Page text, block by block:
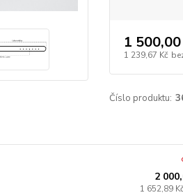
1
1 239,67 Kč
Číslo produktu:
2
1 652,89 Kč